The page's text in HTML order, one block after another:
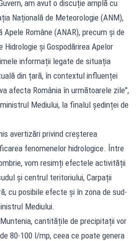
am avut o discuție amplă cu
Națională de Meteorologie (ANM),
Române (ANAR), precum și de
și Gospodărirea Apelor
informații legate de situația
din țară, în contextul influenței
afecta România în următoarele zile",
Mediului, la finalul ședinței de
avertizări privind creșterea
fenomenelor hidrologice. Între
vom resimți efectele activității
și centrul teritoriului, Carpații
cu posibile efecte și în zona de sud-
Mediului.
cantitățile de precipitații vor
80-100 l/mp, ceea ce poate genera